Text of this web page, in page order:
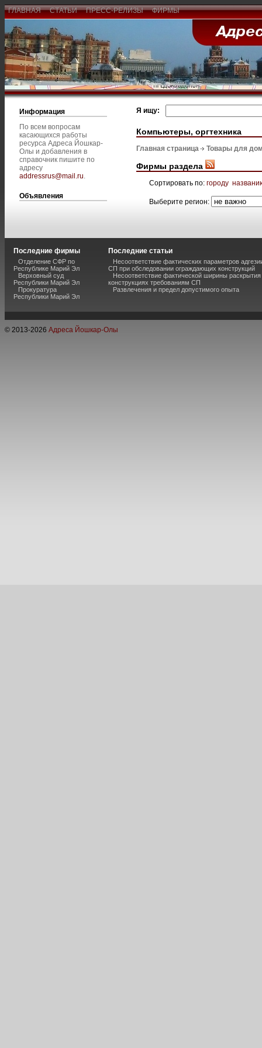
ГЛАВНАЯ СТАТЬИ ПРЕСС-РЕЛИЗЫ ФИРМЫ
Информация
По всем вопросам
касающихся работы
ресурса Адреса Йошкар-
Олы и добавления в
справочник пишите по
адресу
addressrus@mail.ru.
Объявления
Я ищу:
Компьютеры, оргтехника
Главная страница Товары для
Фирмы раздела
Сортировать по: городу
Выберите регион:
Последние фирмы
Отделение СФР по
Республике Марий Эл
Верховный суд
Республики Марий Эл
Прокуратура
Республики Марий Эл
Последние статьи
Несоответствие фактических параметров
СП при обследовании ограждающих конструкций
Несоответствие фактической ширины
конструкциях требованиям СП
Развлечения и предел допустимого опыта
© 2013-2026 Адреса Йошкар-Олы